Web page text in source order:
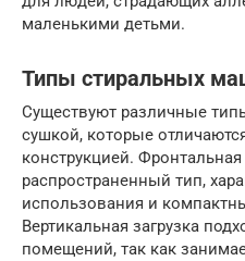
маленькими детьми.
Типы стиральных
Существуют различные
сушкой, которые
конструкцией.
распространенный тип,
использования и
Вертикальная загрузка
помещений, так как